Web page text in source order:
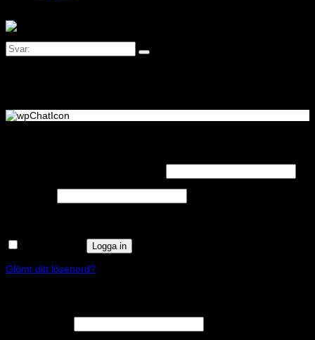
Logga in
Glömt ditt lösenord?